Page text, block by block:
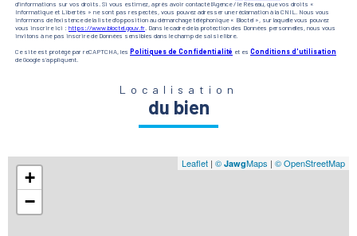
d’informations sur vos droits. Si vous estimez, après avoir contacté l'Agence / le Réseau, que vos droits «
Informatique et Libertés » ne sont pas respectés, vous pouvez adresser une réclamation à la CNIL. Nous vous
informons de l’existence de la liste d'opposition au démarchage téléphonique « Bloctel », sur laquelle vous pouvez
vous inscrire ici : https://www.bloctel.gouv.fr . Dans le cadre de la protection des Données personnelles, nous vous
invitons à ne pas inscrire de Données sensibles dans le champ de saisie libre.
Ce site est protégé par reCAPTCHA, les Politiques de Confidentialité et es Conditions d'utilisation
de Google s'appliquent.
Localisation
du bien
+
−
Leaflet | © JawgMaps | © OpenStreetMap